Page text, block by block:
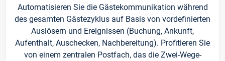
Automatisieren Sie die Gästekommunikation während
des gesamten Gästezyklus auf Basis von vordefinierten
Auslösern und Ereignissen (Buchung, Ankunft,
Aufenthalt, Auschecken, Nachbereitung). Profitieren Sie
von einem zentralen Postfach, das die Zwei-Wege-